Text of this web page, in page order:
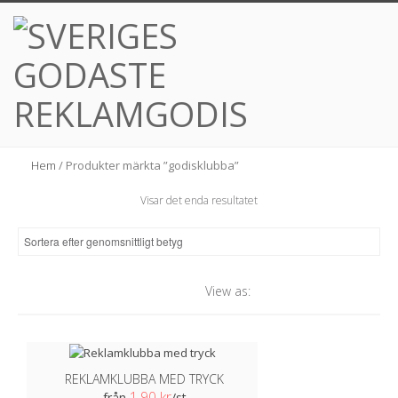
Hem / Produkter märkta ”godisklubba”
Visar det enda resultatet
View as:
REKLAMKLUBBA MED TRYCK